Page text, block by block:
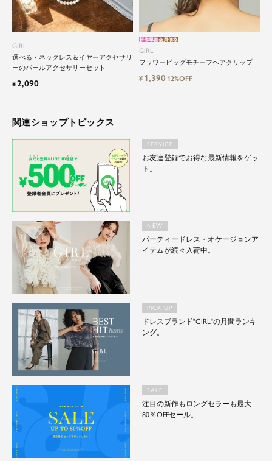
ドガールです。
GIRL
選べる・ネックレス＆イヤーアクセサリ
ーのパールアクセサリーセット
¥2,090
GIRL
フラワービッグモチーフヘアクリップ
新作早割会員価格
¥ 1,390 12%OFF
関連ショップトピックス
SERVICE
お友達登録でお得な最新情報をゲッ
ト。
NEW
パーティードレス・オケージョンア
イテムが続々入荷中。
PICK UP
ドレスブランド"GIRL"の月間ランキ
ング。
SALE
注目の新作もロングセラーも最大
80％OFFセール。